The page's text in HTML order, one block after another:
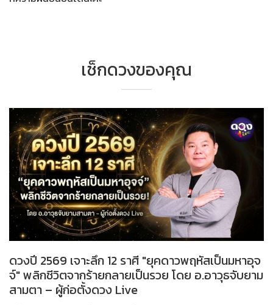
เช็กดวงของคุณ
ดวงปี 2569 เจาะลึก 12 ราศี "ยุคดาวพฤหัสเป็นมหาอุจ
จ์" พลิกชีวิตจากร้ายกลายเป็นรวย โดย อ.อาวุธจับยาม
สามตา – ผู้ก่อตั้งดวง Live